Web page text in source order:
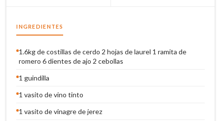
INGREDIENTES
1.6kg de costillas de cerdo 2 hojas de laurel 1 ramita de
romero 6 dientes de ajo 2 cebollas
1 guindilla
1 vasito de vino tinto
1 vasito de vinagre de jerez